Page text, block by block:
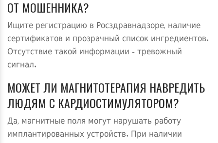
ОТ МОШЕННИКА?
Ищите регистрацию в Росздравнадзоре, наличие
сертификатов и прозрачный список ингредиентов.
Отсутствие такой информации - тревожный
сигнал.
МОЖЕТ ЛИ МАГНИТОТЕРАПИЯ НАВРЕДИТЬ
ЛЮДЯМ С КАРДИОСТИМУЛЯТОРОМ?
Да, магнитные поля могут нарушать работу
имплантированных устройств. При наличии